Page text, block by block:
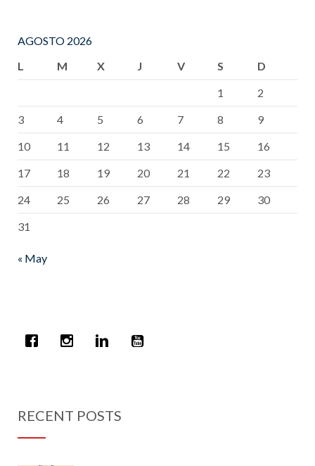
AGOSTO 2026
L
M X J V S
D
1
2
3
4 5 6 7 8
9
10
11 12 13 14 15
16
17
18 19 20 21 22
23
24
25 26 27 28 29
30
31
« May
RECENT POSTS